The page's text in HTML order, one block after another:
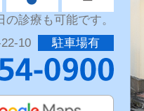
診療も可能です。
10
駐車場有